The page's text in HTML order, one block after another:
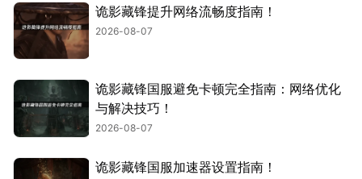
诡影藏锋提升网络流畅度指南！
2026-08-07
诡影藏锋国服避免卡顿完全指南：网络优化
与解决技巧！
2026-08-07
诡影藏锋国服加速器设置指南！